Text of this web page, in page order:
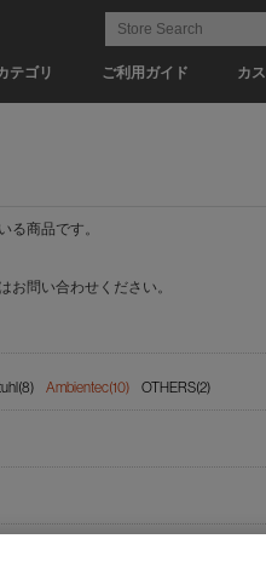
テゴリ ご利用ガイド カ
る商品です。
お問い合わせください。
Ambientec(10) OTHERS(2)